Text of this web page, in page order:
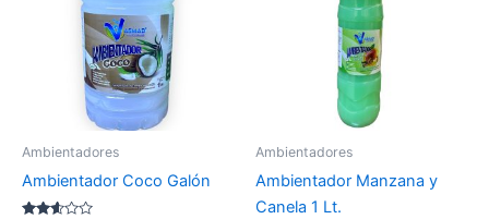
Ambientadores
Ambientador Coco Galón
Ambientadores
Ambientador Manzana y
Canela 1 Lt.